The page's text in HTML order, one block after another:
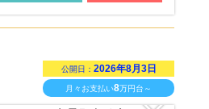
公開日： 2026年8月3日
月々お支払い8万円台～